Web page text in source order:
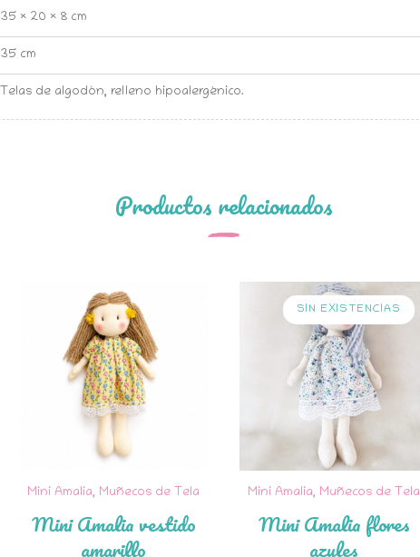
35 × 20 × 8 cm
35 cm
Telas de algodón, relleno hipoalergénico.
Productos relacionados
Mini Amalia, Muñecos de Tela
Mini Amalia vestido
amarillo
SIN EXISTENCIAS
Mini Amalia, Muñecos de Tela
Mini Amalia flores
azules